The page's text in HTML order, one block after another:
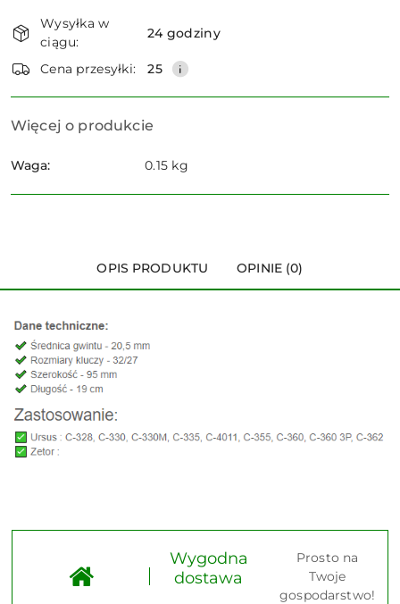
i
dostawa
Wysyłka w
ciągu:
24 godziny
Cena przesyłki: 25
Więcej o produkcie
Waga: 0.15 kg
OPIS PRODUKTU OPINIE (0)
Wygodna
dostawa
Prosto na
Twoje
gospodarstwo!